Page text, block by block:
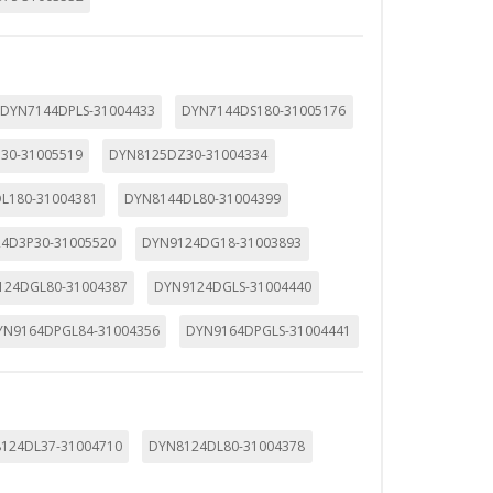
DYN7144DPLS-31004433 DYN7144DS180-31005176
31005519 DYN8125DZ30-31004334
31004381 DYN8144DL80-31004399
31005520 DYN9124DG18-31003893
31004387 DYN9124DGLS-31004440
31004356 DYN9164DPGLS-31004441
31004710 DYN8124DL80-31004378
ser utilizadas por esas
puedes consultar nuestra